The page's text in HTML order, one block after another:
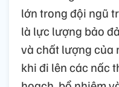
lớn trong đội ngũ
là lực lượng bảo
và chất lượng của
khi đi lên các nấc